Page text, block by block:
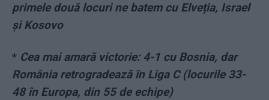
primele două locuri ne batem cu Elveția, Israel
și Kosovo
* Cea mai amară victorie: 4-1 cu Bosnia, dar
România retrogradează în Liga C (locurile 33-
48 în Europa, din 55 de echipe)